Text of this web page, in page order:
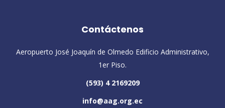
Contáctenos
Aeropuerto José Joaquín de Olmedo Edificio Administrativo,
1er Piso.
(593) 4 2169209
info@aag.org.ec